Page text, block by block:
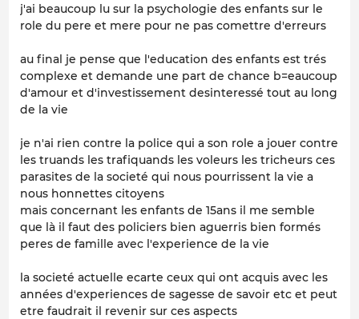
j'ai beaucoup lu sur la psychologie des enfants sur le
role du pere et mere pour ne pas comettre d'erreurs
au final je pense que l'education des enfants est trés
complexe et demande une part de chance b=eaucoup
d'amour et d'investissement desinteressé tout au long
de la vie
je n'ai rien contre la police qui a son role a jouer contre
les truands les trafiquands les voleurs les tricheurs ces
parasites de la societé qui nous pourrissent la vie a
nous honnettes citoyens
mais concernant les enfants de 15ans il me semble
que là il faut des policiers bien aguerris bien formés
peres de famille avec l'experience de la vie
la societé actuelle ecarte ceux qui ont acquis avec les
années d'experiences de sagesse de savoir etc et peut
etre faudrait il revenir sur ces aspects